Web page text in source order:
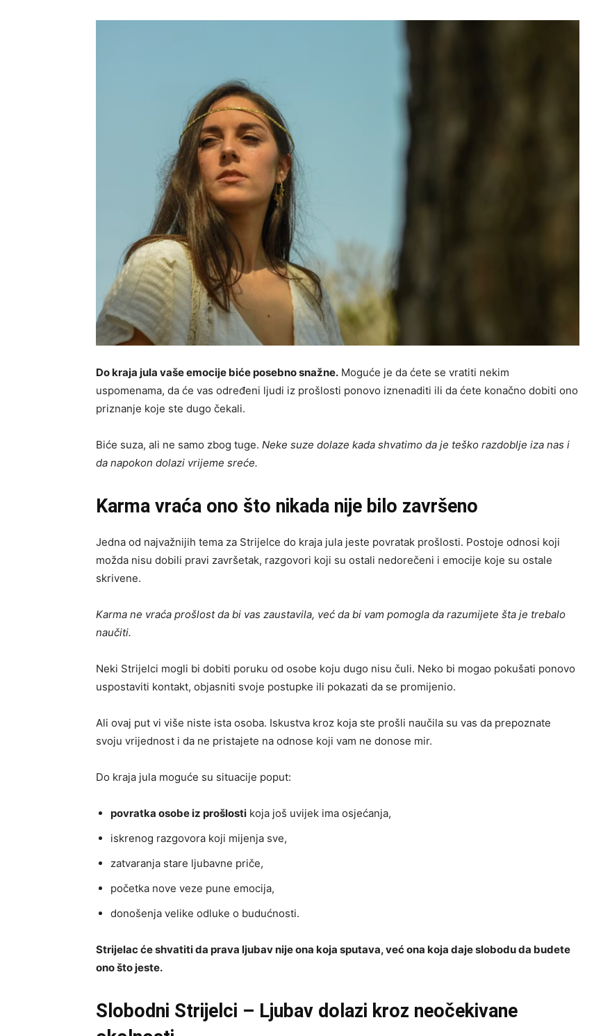
Do kraja jula vaše emocije biće posebno snažne. Moguće je da ćete se vratiti nekim
uspomenama, da će vas određeni ljudi iz prošlosti ponovo iznenaditi ili da ćete konačno dobiti ono
priznanje koje ste dugo čekali.
Biće suza, ali ne samo zbog tuge. Neke suze dolaze kada shvatimo da je teško razdoblje iza nas i
da napokon dolazi vrijeme sreće.
Karma vraća ono što nikada nije bilo završeno
Jedna od najvažnijih tema za Strijelce do kraja jula jeste povratak prošlosti. Postoje odnosi koji
možda nisu dobili pravi završetak, razgovori koji su ostali nedorečeni i emocije koje su ostale
skrivene.
Karma ne vraća prošlost da bi vas zaustavila, već da bi vam pomogla da razumijete šta je trebalo
naučiti.
Neki Strijelci mogli bi dobiti poruku od osobe koju dugo nisu čuli. Neko bi mogao pokušati ponovo
uspostaviti kontakt, objasniti svoje postupke ili pokazati da se promijenio.
Ali ovaj put vi više niste ista osoba. Iskustva kroz koja ste prošli naučila su vas da prepoznate
svoju vrijednost i da ne pristajete na odnose koji vam ne donose mir.
Do kraja jula moguće su situacije poput:
povratka osobe iz prošlosti koja još uvijek ima osjećanja,
iskrenog razgovora koji mijenja sve,
zatvaranja stare ljubavne priče,
početka nove veze pune emocija,
donošenja velike odluke o budućnosti.
Strijelac će shvatiti da prava ljubav nije ona koja sputava, već ona koja daje slobodu da budete
ono što jeste.
Slobodni Strijelci – Ljubav dolazi kroz neočekivane